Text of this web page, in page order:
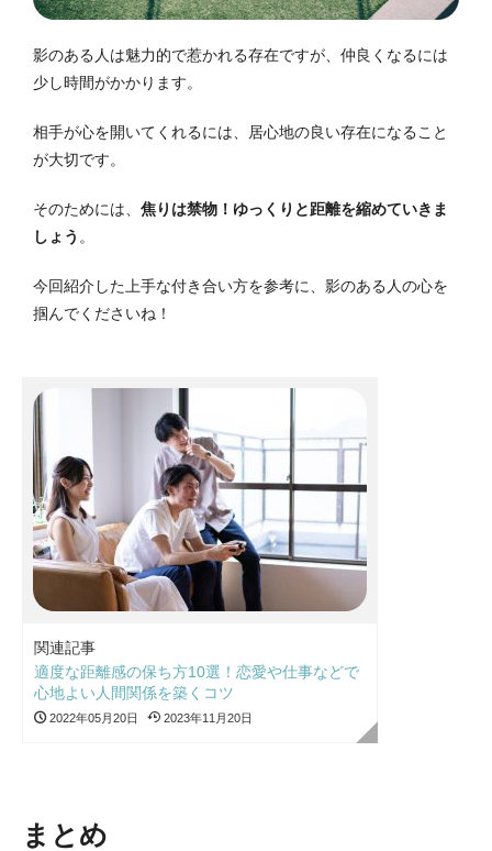
影のある人は魅力的で惹かれる存在ですが、仲良くなるには
少し時間がかかります。
相手が心を開いてくれるには、居心地の良い存在になること
が大切です。
そのためには、 焦りは禁物！ ゆっくりと距離を縮めていきま
しょう 。
今回紹介した上手な付き合い方を参考に、影のある人の心を
掴んでくださいね！
関連記事
適度な距離感の保ち方10選！恋愛や仕事などで
心地よい人間関係を築くコツ
2022年05月20日 2023年11月20日
まとめ